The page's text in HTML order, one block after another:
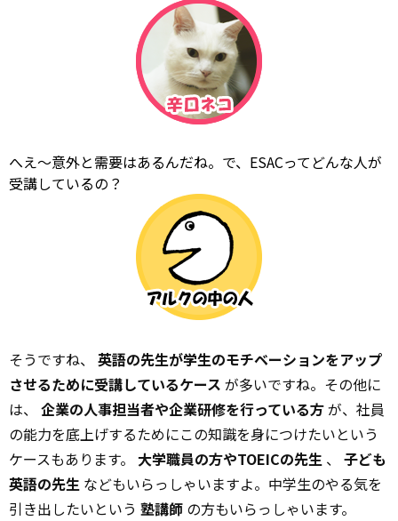
へえ～意外と需要はあるんだね。で、ESACってどんな人が
受講しているの？
そうですね、 英語の先生が学生のモチベーションをアップ
させるために受講しているケース が多いですね。その他に
は、 企業の人事担当者や企業研修を行っている方が、社員
の能力を底上げするためにこの知識を身につけたいという
ケースもあります。 大学職員の方やTOEICの先生 、 子ども
英語の先生 などもいらっしゃいますよ。中学生のやる気を
引き出したいという 塾講師 の方もいらっしゃいます。